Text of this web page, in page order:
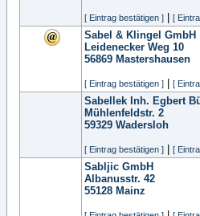
[ Eintrag bestätigen ] [
Sabel & Klingel GmbH
Leidenecker Weg 10
56869 Mastershausen
[ Eintrag bestätigen ] [
Sabellek Inh. Egbert
Mühlenfeldstr. 2
59329 Wadersloh
[ Eintrag bestätigen ] [
Sabljic GmbH
Albanusstr. 42
55128 Mainz